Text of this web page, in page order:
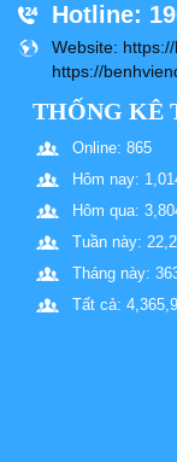
Hotline:
Website:
https://
THỐNG KÊ
Online: 865
Hôm nay:
Hôm qua:
Tuần này:
Tháng này:
Tất cả: